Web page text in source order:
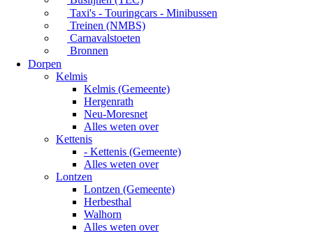
Taxi's - Touringcars - Minibussen
Treinen (NMBS)
Carnavalstoeten
Bronnen
Dorpen
Kelmis
Kelmis (Gemeente)
Hergenrath
Neu-Moresnet
Alles weten over
Kettenis
- Kettenis (Gemeente)
Alles weten over
Lontzen
Lontzen (Gemeente)
Herbesthal
Walhorn
Alles weten over